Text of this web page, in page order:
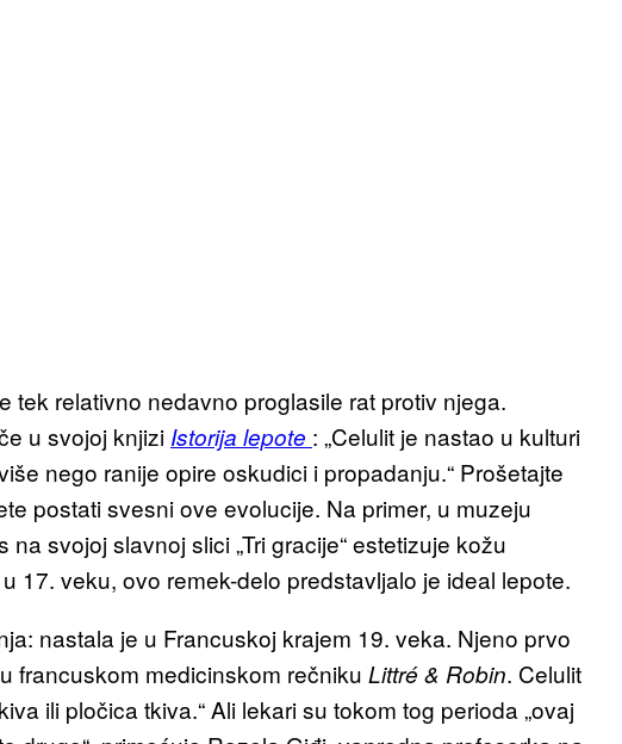
tek relativno nedavno proglasile rat protiv njega.
u svojoj knjizi Istorija lepote : „Celulit je nastao u kulturi
nego ranije opire oskudici i propadanju.“ Prošetajte
postati svesni ove evolucije. Na primer, u muzeju
svojoj slavnoj slici „Tri gracije“ estetizuje kožu
17. veku, ovo remek-delo predstavljalo je ideal lepote.
nastala je u Francuskoj krajem 19. veka. Njeno prvo
francuskom medicinskom rečniku Littré & Robin. Celulit
ili pločica tkiva.“ Ali lekari su tokom tog perioda „ovaj